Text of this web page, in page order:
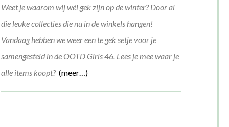
Weet je waarom wij wél gek zijn op de winter? Door al
die leuke collecties die nu in de winkels hangen!
Vandaag hebben we weer een te gek setje voor je
samengesteld in de OOTD Girls 46. Lees je mee waar je
alle items koopt? (meer…)